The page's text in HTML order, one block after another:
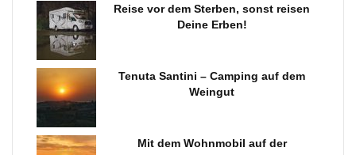
Reise vor dem Sterben, sonst reisen
Deine Erben!
Tenuta Santini – Camping auf dem
Weingut
Mit dem Wohnmobil auf der